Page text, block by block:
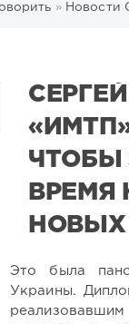
» Новости
ЧТОБЫ
ВРЕМЯ
Это была
Украины.